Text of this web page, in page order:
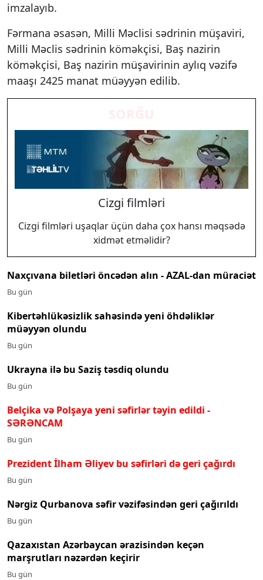
imzalayıb.
Fərmana əsasən, Milli Məclisi sədrinin müşaviri,
Milli Məclis sədrinin köməkçisi, Baş nazirin
köməkçisi, Baş nazirin müşavirinin aylıq vəzifə
maaşı 2425 manat müəyyən edilib.
Cizgi filmləri
Cizgi filmləri uşaqlar üçün daha çox hansı məqsədə
xidmət etməlidir?
Naxçıvana biletləri öncədən alın - AZAL-dan müraciət
Bu gün
Kibertəhlükəsizlik sahəsində yeni öhdəliklər
müəyyən olundu
Bu gün
Ukrayna ilə bu Saziş təsdiq olundu
Bu gün
Belçika və Polşaya yeni səfirlər təyin edildi -
SƏRƏNCAM
Bu gün
Prezident İlham Əliyev bu səfirləri də geri çağırdı
Bu gün
Nərgiz Qurbanova səfir vəzifəsindən geri çağırıldı
Bu gün
Qazaxıstan Azərbaycan ərazisindən keçən
marşrutları nəzərdən keçirir
Bu gün